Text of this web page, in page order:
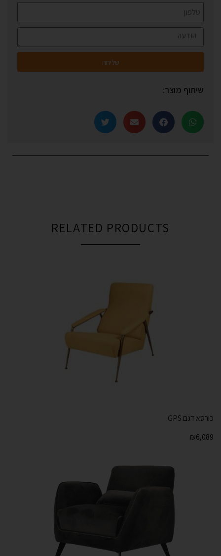
שליחה
שיתוף מוצר:
RELATED PRODUCTS
כורסא דגם GPS
₪6,089